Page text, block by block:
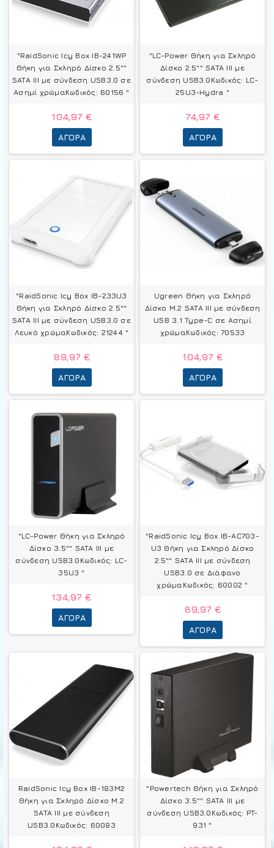
"RaidSonic Icy Box IB-241WP
Θήκη για Σκληρό Δίσκο 2.5""
SATA III με σύνδεση USB3.0 σε
Ασημί χρώμαΚωδικός: 60156 "
104,97 €
ΑΓΟΡΆ
"LC-Power Θήκη για Σκληρό
Δίσκο 2.5"" SATA III με
σύνδεση USB3.0Κωδικός: LC-
25U3-Hydra "
74,97 €
ΑΓΟΡΆ
"RaidSonic Icy Box IB-233U3
Θήκη για Σκληρό Δίσκο 2.5""
SATA III με σύνδεση USB3.0 σε
Λευκό χρώμαΚωδικός: 21244 "
89,97 €
ΑΓΟΡΆ
Ugreen Θήκη για Σκληρό
Δίσκο M.2 SATA III με σύνδεση
USB 3.1 Type-C σε Ασημί
χρώμαΚωδικός: 70533
104,97 €
ΑΓΟΡΆ
"LC-Power Θήκη για Σκληρό
Δίσκο 3.5"" SATA III με
σύνδεση USB3.0Κωδικός: LC-
35U3 "
134,97 €
ΑΓΟΡΆ
"RaidSonic Icy Box IB-AC703-
U3 Θήκη για Σκληρό Δίσκο
2.5"" SATA III με σύνδεση
USB3.0 σε Διάφανο
χρώμαΚωδικός: 60002 "
89,97 €
ΑΓΟΡΆ
RaidSonic Icy Box IB-183M2
Θήκη για Σκληρό Δίσκο M.2
SATA III με σύνδεση
USB3.0Κωδικός: 60083
"Powertech Θήκη για Σκληρό
Δίσκο 3.5"" SATA III με
σύνδεση USB3.0Κωδικός: PT-
931 "